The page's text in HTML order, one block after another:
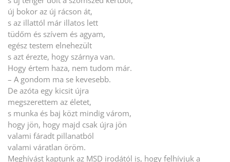
új bokor az új rácson át,
s az illattól már illatos lett
tüdőm és szívem és agyam,
egész testem elnehezült
s azt érezte, hogy szárnya van.
Hogy értem haza, nem tudom már.
– A gondom ma se kevesebb.
De azóta egy kicsit újra
megszerettem az életet,
s munka és baj közt mindig várom,
hogy jön, hogy majd csak újra jön
valami fáradt pillanatból
valami váratlan öröm.
Meghívást kaptunk az MSD irodától is, hogy felhívjuk a